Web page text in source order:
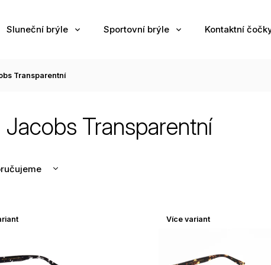
Sluneční brýle Sportovní brýle Kontaktní
Transparentní
Transparentní
Více variant